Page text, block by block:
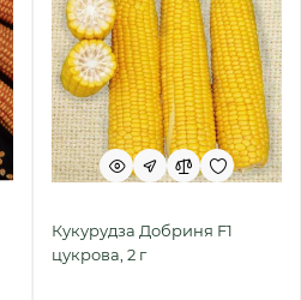
Кукурудза Добриня F1
цукрова, 2 г